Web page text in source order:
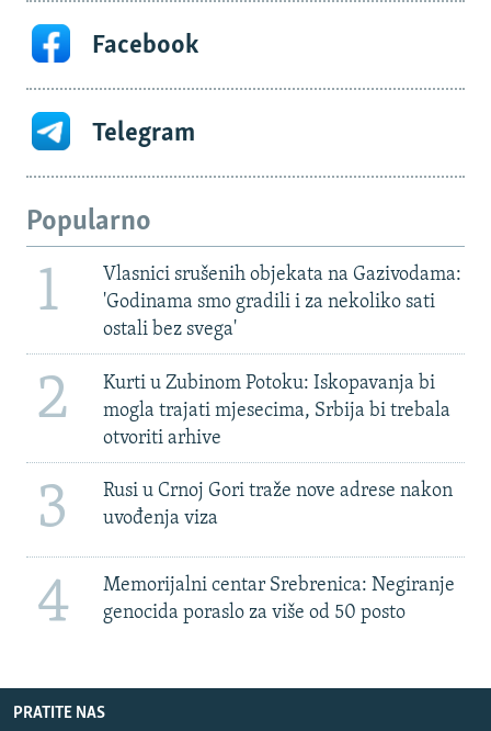
Facebook
Telegram
Popularno
1
Vlasnici srušenih objekata na Gazivodama:
'Godinama smo gradili i za nekoliko sati
ostali bez svega'
2
Kurti u Zubinom Potoku: Iskopavanja bi
mogla trajati mjesecima, Srbija bi trebala
otvoriti arhive
3
Rusi u Crnoj Gori traže nove adrese nakon
uvođenja viza
4
Memorijalni centar Srebrenica: Negiranje
genocida poraslo za više od 50 posto
PRATITE NAS